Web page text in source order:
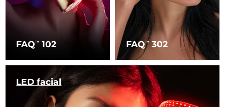
FAQTM 102 FAQTM302
LED facial